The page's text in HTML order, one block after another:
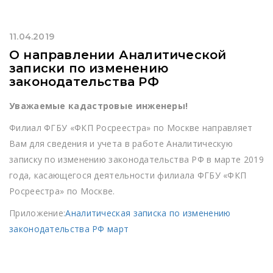
11.04.2019
О направлении Аналитической
записки по изменению
законодательства РФ
Уважаемые кадастровые инженеры!
Филиал ФГБУ «ФКП Росреестра» по Москве направляет
Вам для сведения и учета в работе Аналитическую
записку по изменению законодательства РФ в марте 2019
года, касающегося деятельности филиала ФГБУ «ФКП
Росреестра» по Москве.
Приложение:Аналитическая записка по изменению
законодательства РФ март